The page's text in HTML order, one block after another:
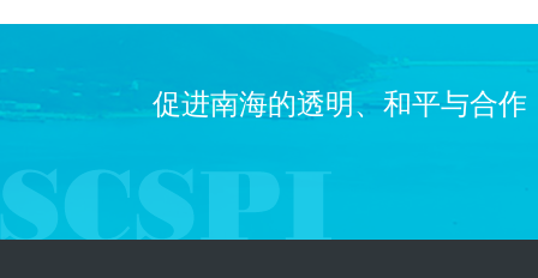
促进南海的透明、和平与合作